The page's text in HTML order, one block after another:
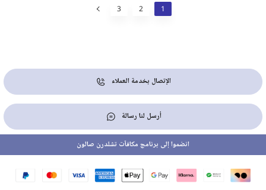
1
2
3
الإتصال بخدمة العملاء
أرسل لنا رسالة
انضموا إلى برنامج مكافآت تشلدرن صالون